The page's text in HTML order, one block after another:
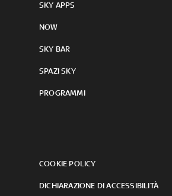
SKY APPS
NOW
SKY BAR
SPAZI SKY
PROGRAMMI
COOKIE POLICY
DICHIARAZIONE DI ACCESSIBILITÀ